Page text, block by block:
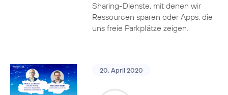
Sharing-Dienste, mit denen wir
Ressourcen sparen oder Apps, die
uns freie Parkplätze zeigen.
20. April 2020